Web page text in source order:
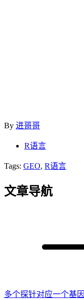
By 进哥哥
R语言
Tags: GEO, R语言
文章导航
多个探针对应一个基因